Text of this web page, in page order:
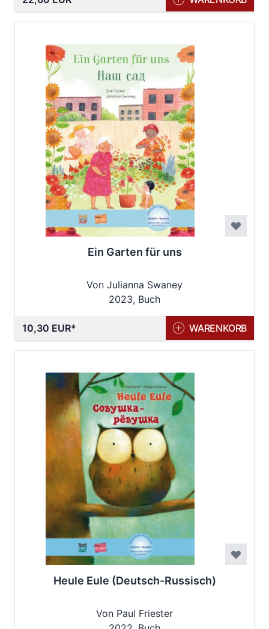
Ein Garten für uns
Von Julianna Swaney
2023, Buch
10,30 EUR WARENKORB
Heule Eule (Deutsch-Russisch)
Von Paul Friester